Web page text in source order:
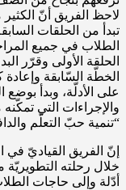
لاحظ الفريق أنّ
تبدأ من الحلقات
الطلاب في جميع
الحلقة الأولى وقرّر
الخطّة السّابقة وإعادة
على الأدلّة، وبدأ بوضع
والإجراءات التي
“تنمية حبّ التعلّم
إنّ الفريق القياديّ
خلال رحلته
أدّلة وإلى حاجات